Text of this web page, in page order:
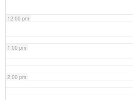
12:00 pm
1:00 pm
2:00 pm